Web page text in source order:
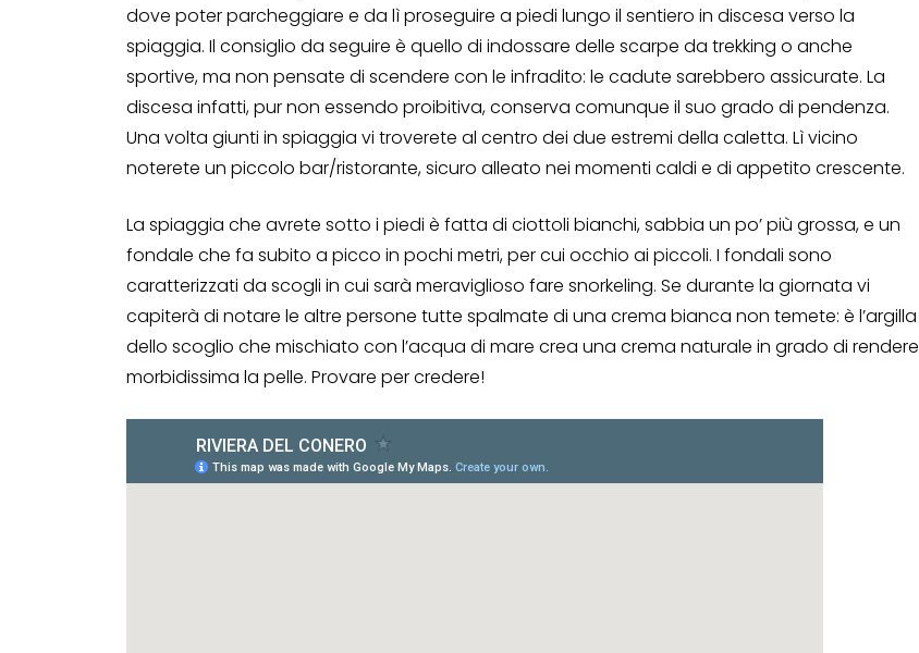
dove poter parcheggiare e da lì proseguire a piedi lungo il sentiero in discesa verso la
spiaggia. Il consiglio da seguire è quello di indossare delle scarpe da trekking o anche
sportive, ma non pensate di scendere con le infradito: le cadute sarebbero assicurate. La
discesa infatti, pur non essendo proibitiva, conserva comunque il suo grado di pendenza.
Una volta giunti in spiaggia vi troverete al centro dei due estremi della caletta. Lì vicino
noterete un piccolo bar/ristorante, sicuro alleato nei momenti caldi e di appetito crescente.
La spiaggia che avrete sotto i piedi è fatta di ciottoli bianchi, sabbia un po’ più grossa, e un
fondale che fa subito a picco in pochi metri, per cui occhio ai piccoli. I fondali sono
caratterizzati da scogli in cui sarà meraviglioso fare snorkeling. Se durante la giornata vi
capiterà di notare le altre persone tutte spalmate di una crema bianca non temete: è l’argilla
dello scoglio che mischiato con l’acqua di mare crea una crema naturale in grado di rendere
morbidissima la pelle. Provare per credere!